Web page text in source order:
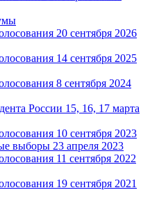
20 сентября 2026
14 сентября 2025
8 сентября 2024
России 15, 16, 17 марта
10 сентября 2023
выборы 23 апреля 2023
11 сентября 2022
19 сентября 2021